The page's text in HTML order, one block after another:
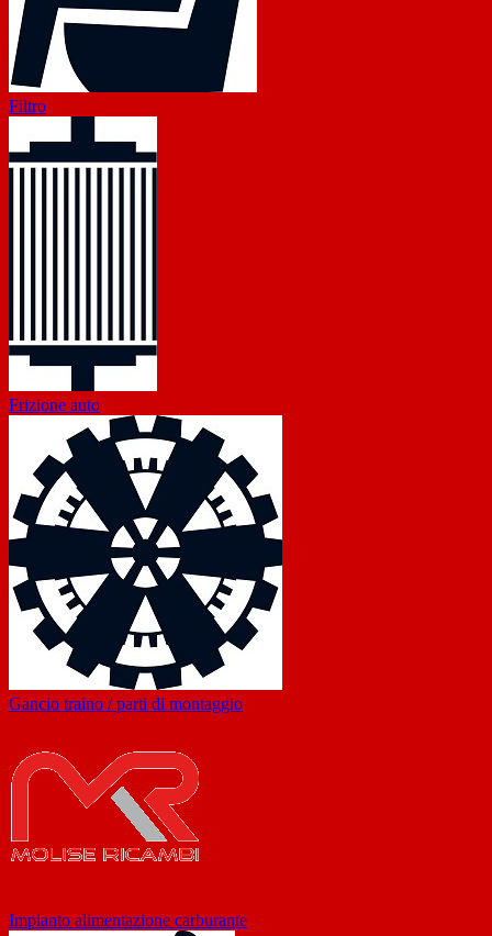
Filtro
Frizione auto
Gancio traino / parti di montaggio
Impianto alimentazione carburante